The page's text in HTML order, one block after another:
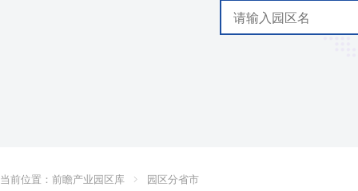
当前位置： 前瞻产业园区库 园区分省市